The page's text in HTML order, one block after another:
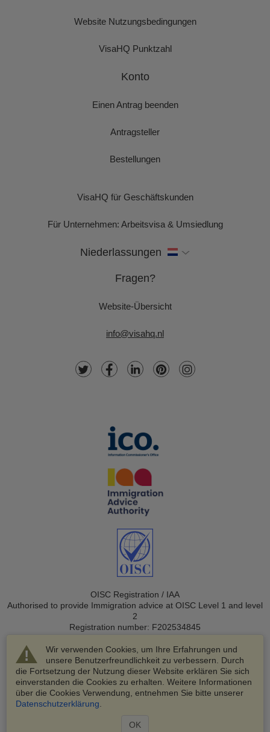
Wir verwenden Cookies, um Ihre Erfahrungen und
unsere Benutzerfreundlichkeit zu verbessern. Durch
die Fortsetzung der Nutzung dieser Website erklären Sie sich
einverstanden die Cookies zu erhalten. Weitere Informationen
über die Cookies Verwendung, entnehmen Sie bitte unserer
Datenschutzerklärung
OK
Website Nutzungsbedingungen
VisaHQ Punktzahl
Konto
Einen Antrag beenden
Antragsteller
Bestellungen
VisaHQ für Geschäftskunden
Für Unternehmen: Arbeitsvisa & Umsiedlung
Niederlassungen
Fragen?
Website-Übersicht
info@visahq.nl
OISC Registration / IAA
Authorised to provide Immigration advice at OISC Level 1 and level
2
Registration number: F202534845
© 2003-2026 VisaHQ.com, Inc. Alle Rechte vorbehalten.
VisaHQ und das VisaHQ-Logo sind eingetragene Marken von
VisaHQ.com, Inc.